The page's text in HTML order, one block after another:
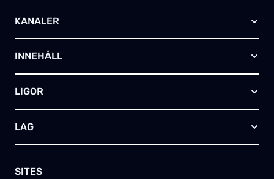
Ishockey
Amerikansk fotboll
Basket
Bandy
Friidrott
Golf
KANALER
TV4 Play Sport Total
Kanal 5
HBO Max (SE)
INNEHÅLL
Kontakta oss
Annonsera
Skapa egen TV-tablå
LIGOR
Championship
FA-cupen
Champions League
LAG
Manchester City
SITES